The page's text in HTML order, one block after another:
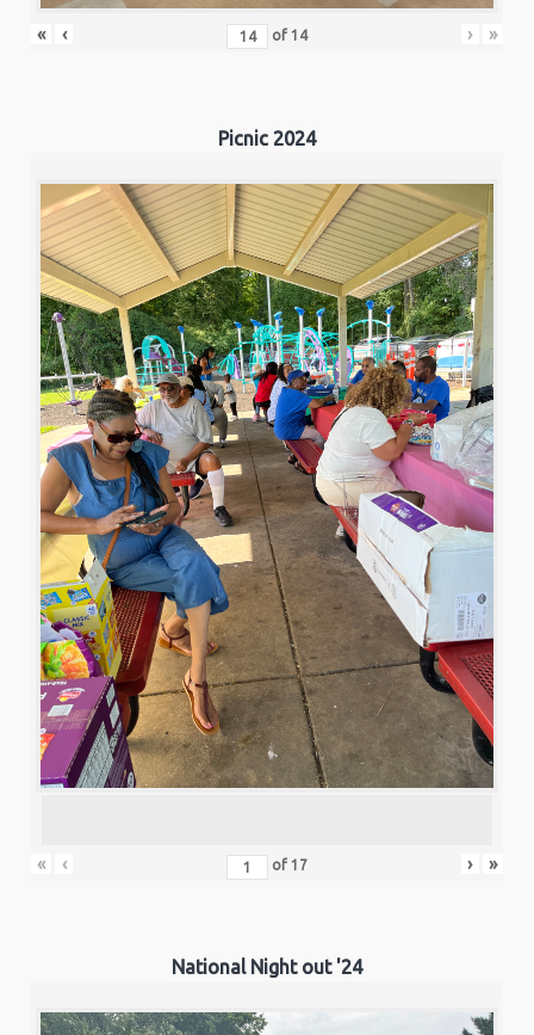
« ‹ of 14 › »
Picnic 2024
« ‹ of 17 › »
National Night out '24